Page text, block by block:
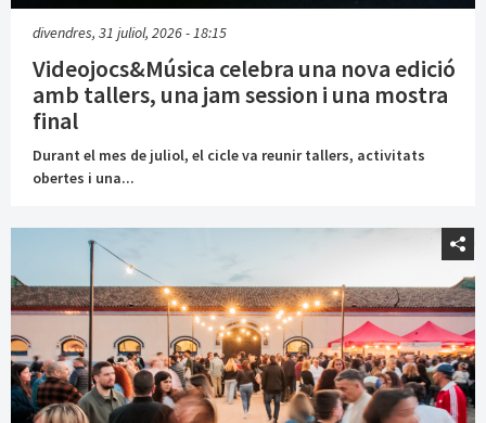
divendres, 31 juliol, 2026 - 18:15
Videojocs&Música celebra una nova edició
amb tallers, una jam session i una mostra
final
Durant el mes de juliol, el cicle va reunir tallers, activitats
obertes i una...